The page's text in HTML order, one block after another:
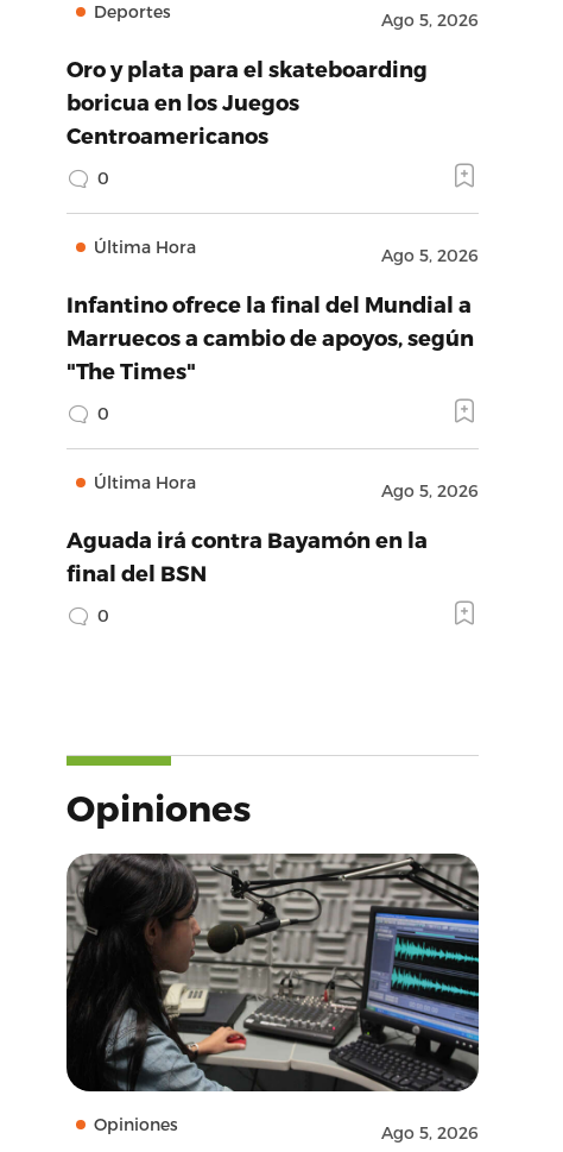
Deportes Ago 5, 2026
Oro y plata para el skateboarding
boricua en los Juegos
Centroamericanos
0
Última Hora Ago 5, 2026
Infantino ofrece la final del Mundial a
Marruecos a cambio de apoyos, según
"The Times"
0
Última Hora Ago 5, 2026
Aguada irá contra Bayamón en la
final del BSN
0
Opiniones
Opiniones Ago 5, 2026